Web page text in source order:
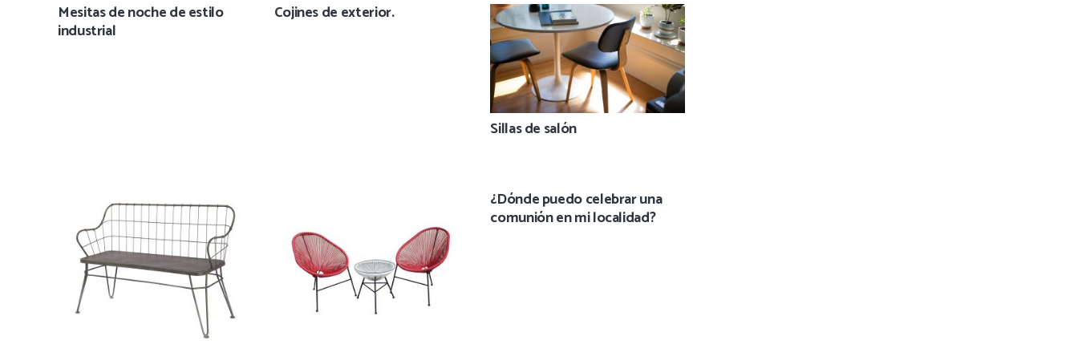
Mesitas de noche de estilo
industrial
Cojines de exterior.
Sillas de salón
¿Dónde puedo celebrar una
comunión en mi localidad?